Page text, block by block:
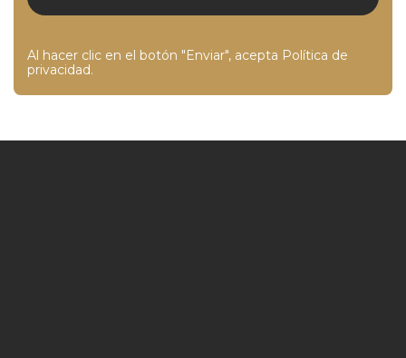
Al hacer clic en el botón "Enviar", acepta Política de
privacidad.